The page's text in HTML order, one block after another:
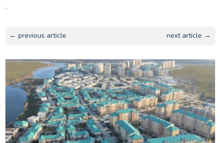
.
← previous article next article →